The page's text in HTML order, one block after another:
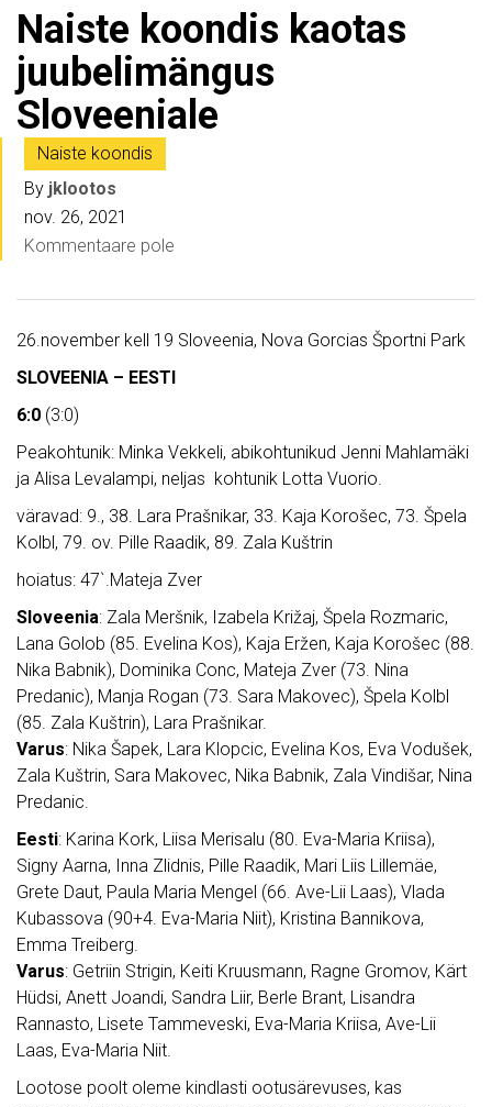
Naiste koondis kaotas
juubelimängus
Sloveeniale
Naiste koondis
By jklootos
nov. 26, 2021
Kommentaare pole
26.november kell 19 Sloveenia, Nova Gorcias Športni Park
SLOVEENIA – EESTI
6:0 (3:0)
Peakohtunik: Minka Vekkeli, abikohtunikud Jenni Mahlamäki
ja Alisa Levalampi, neljas kohtunik Lotta Vuorio.
väravad: 9., 38. Lara Prašnikar, 33. Kaja Korošec, 73. Špela
Kolbl, 79. ov. Pille Raadik, 89. Zala Kuštrin
hoiatus: 47`.Mateja Zver
Sloveenia: Zala Meršnik, Izabela Križaj, Špela Rozmaric,
Lana Golob (85. Evelina Kos), Kaja Eržen, Kaja Korošec (88.
Nika Babnik), Dominika Conc, Mateja Zver (73. Nina
Predanic), Manja Rogan (73. Sara Makovec), Špela Kolbl
(85. Zala Kuštrin), Lara Prašnikar.
Varus: Nika Šapek, Lara Klopcic, Evelina Kos, Eva Vodušek,
Zala Kuštrin, Sara Makovec, Nika Babnik, Zala Vindišar, Nina
Predanic.
Eesti: Karina Kork, Liisa Merisalu (80. Eva-Maria Kriisa),
Signy Aarna, Inna Zlidnis, Pille Raadik, Mari Liis Lillemäe,
Grete Daut, Paula Maria Mengel (66. Ave-Lii Laas), Vlada
Kubassova (90+4. Eva-Maria Niit), Kristina Bannikova,
Emma Treiberg.
Varus: Getriin Strigin, Keiti Kruusmann, Ragne Gromov, Kärt
Hüdsi, Anett Joandi, Sandra Liir, Berle Brant, Lisandra
Rannasto, Lisete Tammeveski, Eva-Maria Kriisa, Ave-Lii
Laas, Eva-Maria Niit.
Lootose poolt oleme kindlasti ootusärevuses, kas